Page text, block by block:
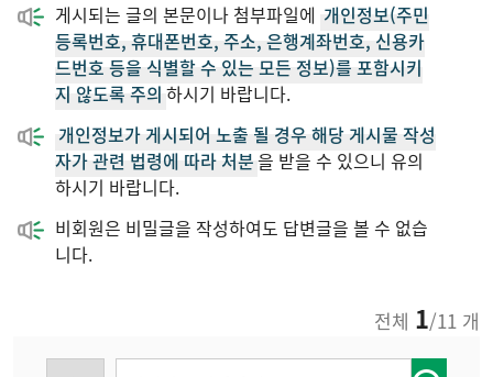
학과활동
학과뉴스
커뮤니티
취업정보게시판
게시되는 글의 본문이나 첨부파일에 개인정보(주민
등록번호, 휴대폰번호, 주소, 은행계좌번호, 신용카
드번호 등을 식별할 수 있는 모든 정보)를 포함시키
지 않도록 주의 하시기 바랍니다.
개인정보가 게시되어 노출 될 경우 해당 게시물 작성
자가 관련 법령에 따라 처분을 받을 수 있으니 유의
하시기 바랍니다.
비회원은 비밀글을 작성하여도 답변글을 볼 수 없습
니다.
전체 1/11 개